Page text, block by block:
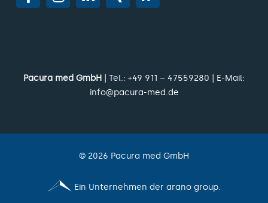
Pacura med GmbH | Tel.: +49 911 – 47559280 | E-Mail:
info@pacura-med.de
© 2026 Pacura med GmbH
Ein Unternehmen der arano group.